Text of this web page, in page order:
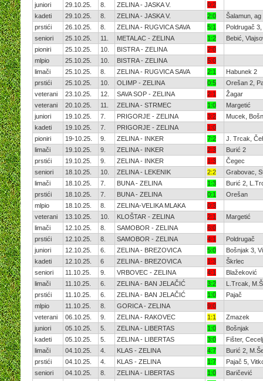
juniori
29.10.25. 8. ZELINA - JASKA V.
0:2
kadeti
29.10.25. 8. ZELINA - JASKA V. 2:0
Šalamun, ag
prstići
26.10.25. 8. ZELINA - RUGVICA SAVA 5:1
Poldrugač
seniori
25.10.25. 11. METALAC - ZELINA 1:2
Bebić,
pioniri
25.10.25. 10. BISTRA - ZELINA
2:0
mlpio
25.10.25. 10. BISTRA - ZELINA
5:0
limači
25.10.25. 8. ZELINA - RUGVICA SAVA 2:1
Habunek 2
prstići
25.10.25. 10. OLIMP - ZELINA 0:5
Orešan 2,
veterani
23.10.25. 12. SAVA SOP - ZELINA 2:1
Žagar
veterani
20.10.25. 11. ZELINA - STRMEC 1:0
Margetić
juniori
19.10.25. 7. PRIGORJE - ZELINA 3:2
Mucek,
kadeti
19.10.25. 7. PRIGORJE - ZELINA
1:0
pioniri
19-10.25. 9. ZELINA - INKER 7:2
J. Trcak,
limači
19.10.25. 9. ZELINA - INKER 2:3
Burić 2
prstići
19.10.25. 9. ZELINA - INKER 1:3
Čegec
seniori
18.10.25. 10. ZELINA - LEKENIK 2:2
Grabovac,
limači
18.10.25. 7. BUNA - ZELINA 1:3
Burić 2,
prstići
18.10.25. 7. BUNA - ZELINA 0:1
Orešan
mlpio
18.10.25. 8. ZELINA-VELIKA MLAKA
0:3
veterani
13.10.25. 10. KLOŠTAR - ZELINA 2:1
Margetić
limači
12.10.25. 8. SAMOBOR - ZELINA
6:0
prstići
12.10.25. 8. SAMOBOR - ZELINA 4:1
Poldrugač
juniori
12.10.25. 6. ZELINA - BREZOVICA 5:0
Bošnjak 3,
kadeti
12.10.25. 6 ZELINA - BREZOVICA 1:3
Škrlec
seniori
11.10.25. 9. VRBOVEC - ZELINA 4:1
Blažeković
limači
11.10.25. 6. ZELINA - BAN JELAČIĆ 3:2
L.Trcak,
prstići
11.10.25. 6. ZELINA - BAN JELAČIĆ 1:0
Pajač
mlpio
11.10.25. 8. GORICA - ZELINA
9:0
veterani
06.10.25. 9. ZELINA - RAKOVEC 1:1
Zmazek
juniori
05.10.25. 5. ZELINA - LIBERTAS 1:0
Bošnjak
kadeti
05.10.25. 5. ZELINA - LIBERTAS 3:0
Fišter,
limači
04.10.25. 4. KLAS - ZELINA 4:7
Burić 2,
prstići
04.10.25. 4. KLAS - ZELINA 1:7
Pajač 5,
seniori
04.10.25. 8. ZELINA - LIBERTAS 1:0
Baričević